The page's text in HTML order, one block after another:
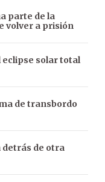
parte de la
volver a prisión
eclipse solar total
de transbordo
detrás de otra